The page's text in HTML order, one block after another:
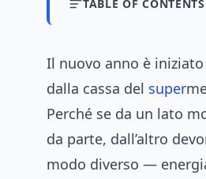
TABLE OF CONTENTS
Il nuovo anno è
dalla cassa del super
Perché se da un lato
da parte, dall’altro
modo diverso —